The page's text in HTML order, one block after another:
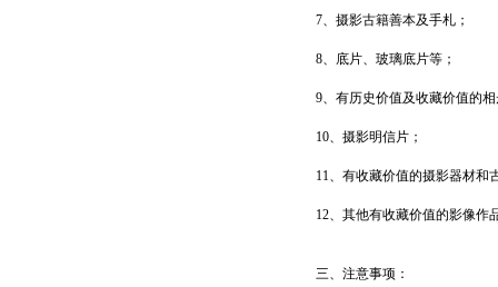
7、摄影古籍善本及手札；
8、底片、玻璃底片等；
9、有历史价值及收藏价值的
10、摄影明信片；
11、有收藏价值的摄影器材和
12、其他有收藏价值的影像作
三、注意事项：